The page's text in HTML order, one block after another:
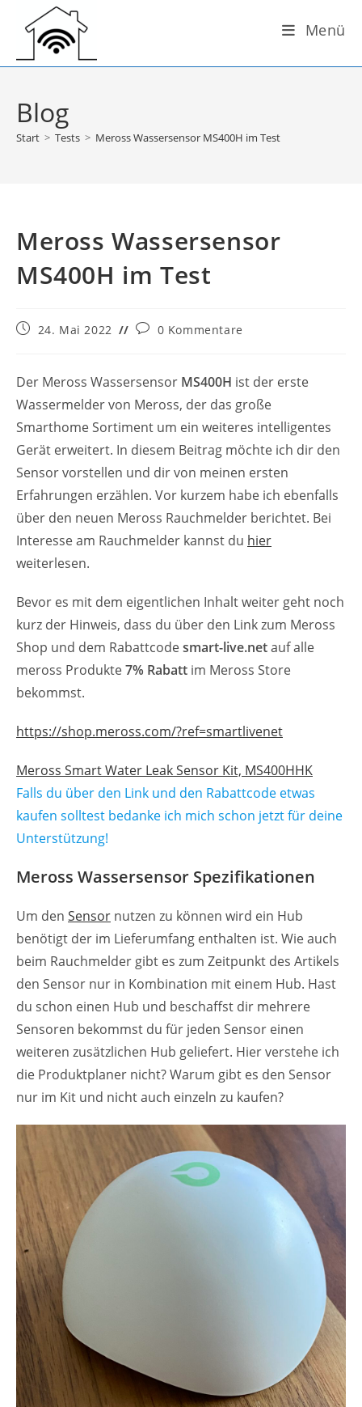
Inhalt
springen
Menü
Blog
Start > Tests > Meross Wassersensor MS400H im Test
Meross Wassersensor
MS400H im Test
Beitrag24. Mai 2022
Beitrags-
0 Kommentare
Der Meross Wassersensor MS400H ist der erste
Wassermelder von Meross, der das große
Smarthome Sortiment um ein weiteres intelligentes
Gerät erweitert. In diesem Beitrag möchte ich dir den
Sensor vorstellen und dir von meinen ersten
Erfahrungen erzählen. Vor kurzem habe ich ebenfalls
über den neuen Meross Rauchmelder berichtet. Bei
Interesse am Rauchmelder kannst du hier
weiterlesen.
Bevor es mit dem eigentlichen Inhalt weiter geht noch
kurz der Hinweis, dass du über den Link zum Meross
Shop und dem Rabattcodesmart-live.netauf alle
meross Produkte7% Rabatt im Meross Store
bekommst.
https://shop.meross.com/?ref=smartlivenet
Meross Smart Water Leak Sensor Kit, MS400HHK
Falls du über den Link und den Rabattcode etwas
kaufen solltest bedanke ich mich schon jetzt für deine
Unterstützung!
Meross Wassersensor Spezifikationen
Um den Sensor nutzen zu können wird ein Hub
benötigt der im Lieferumfang enthalten ist. Wie auch
beim Rauchmelder gibt es zum Zeitpunkt des Artikels
den Sensor nur in Kombination mit einem Hub. Hast
du schon einen Hub und beschaffst dir mehrere
Sensoren bekommst du für jeden Sensor einen
weiteren zusätzlichen Hub geliefert. Hier verstehe ich
die Produktplaner nicht? Warum gibt es den Sensor
nur im Kit und nicht auch einzeln zu kaufen?